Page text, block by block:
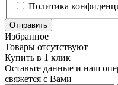
Политика
Отправить
Избранное
Товары отсутствуют
Купить в 1 клик
Оставьте данные и наш
свяжется с Вами